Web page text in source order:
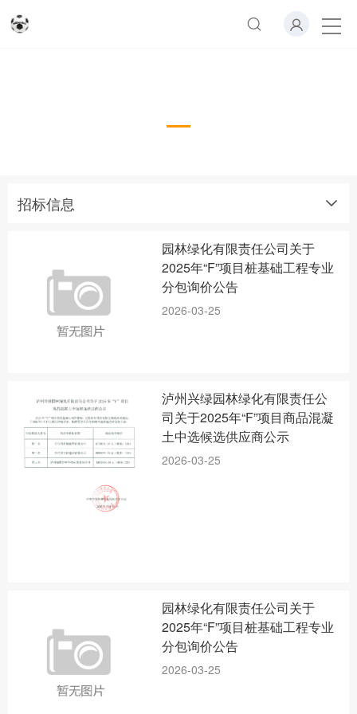
招标信息
园林绿化有限责任公司关于
2025年“F”项目桩基础工程专业
分包询价公告
2026-03-25
泸州兴绿园林绿化有限责任公
司关于2025年“F”项目商品混凝
土中选候选供应商公示
2026-03-25
园林绿化有限责任公司关于
2025年“F”项目桩基础工程专业
分包询价公告
2026-03-25